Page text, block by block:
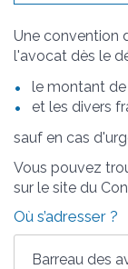
Une convention
l'avocat dès le
le montant
et les divers
sauf en cas
Vous pouvez
sur le site du
Où s’adresser ?
Barreau des